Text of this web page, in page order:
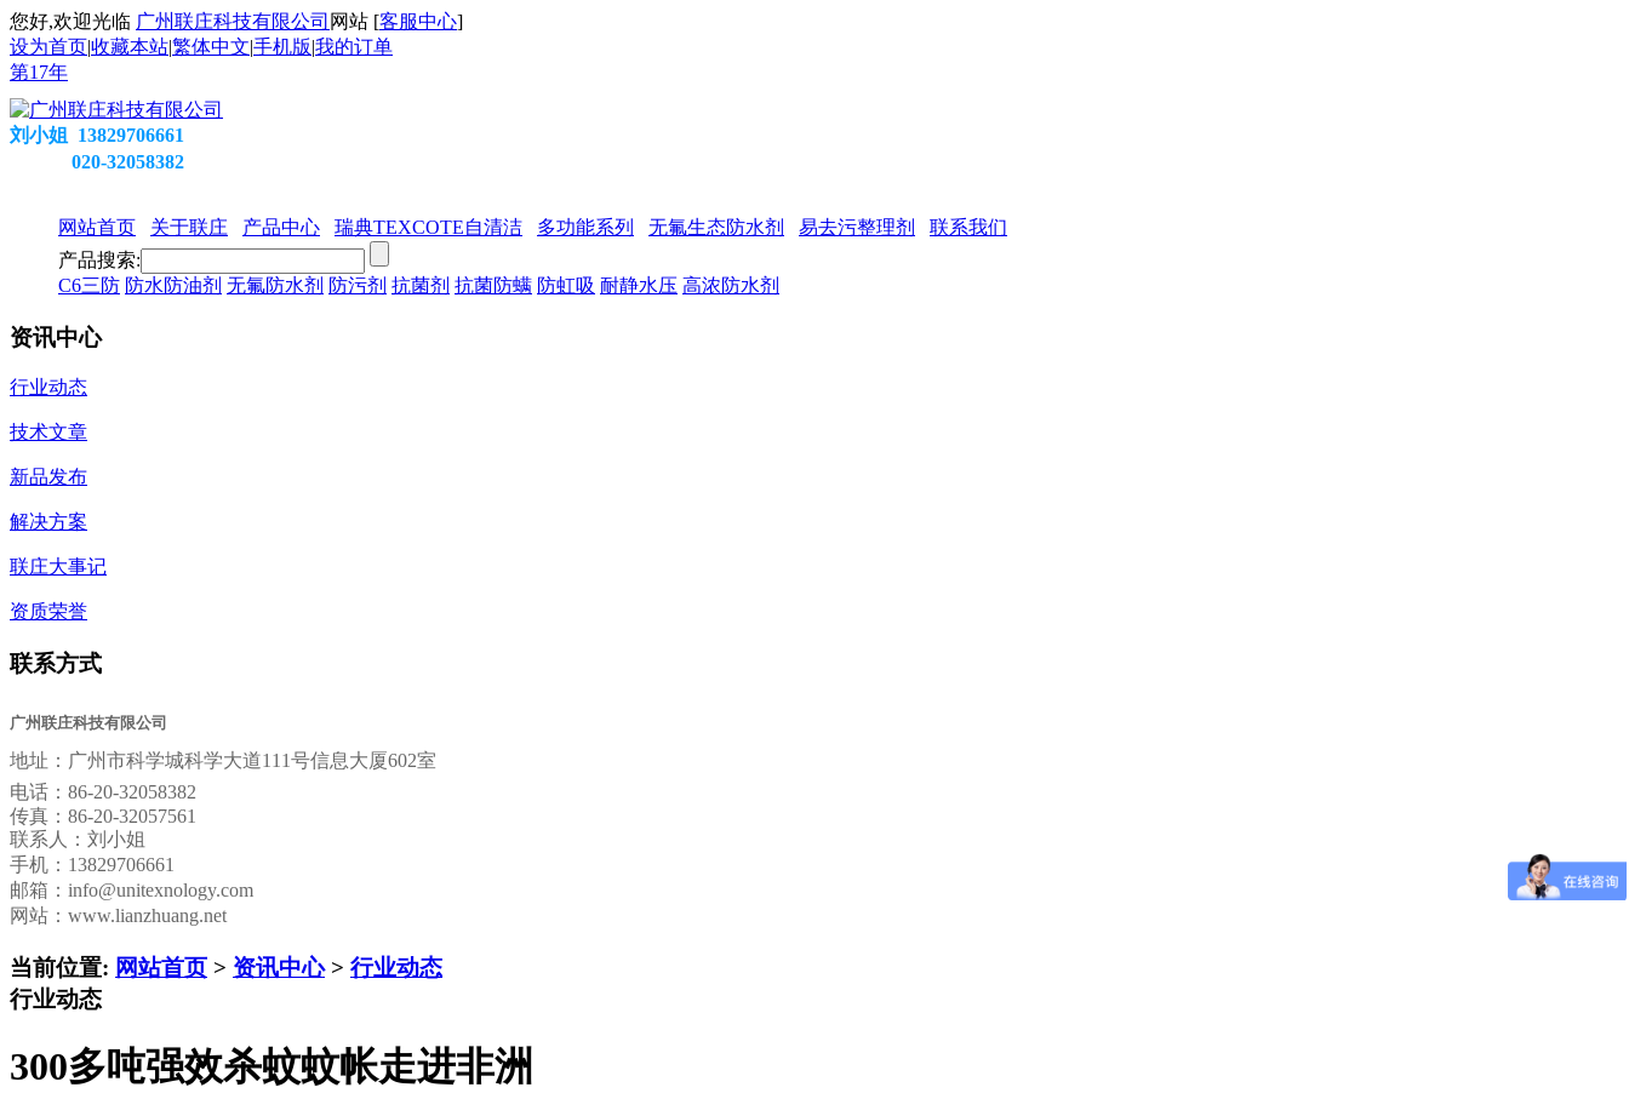
您好,欢迎光临 广州联庄科技有限公司 网站 [客服中心]
设为首页|收藏本站|繁体中文|手机版|我的订单
第17年
刘小姐 13829706661
020-32058382
网站首页 关于联庄 产品中心 瑞典TEXCOTE自清洁 多功能系列 无氟生态防水剂 易去污整理剂
联系我们
产品搜索:
C6三防 防水防油剂 无氟防水剂 防污剂 抗菌剂 抗菌防螨 防虹吸 耐静水压 高浓防水剂
资讯中心
行业动态
技术文章
新品发布
解决方案
联庄大事记
资质荣誉
联系方式
广州联庄科技有限公司
地址： 广州市科学城科学大道111号信息大厦602室
电话： 86-20-32058382
传真： 86-20-32057561
联系人：刘小姐
手机：13829706661
邮箱： info@unitexnology.com
网站：www.lianzhuang.net
当前位置: 网站首页 > 资讯中心> 行业动态
行业动态
300多吨强效杀蚊蚊帐走进非洲